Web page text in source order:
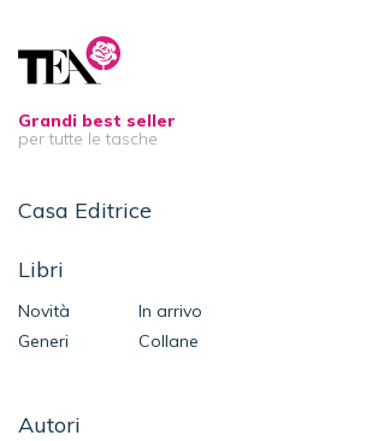
Grandi best seller
per tutte le tasche
Casa Editrice
Libri
Novità
In arrivo
Generi
Collane
Autori